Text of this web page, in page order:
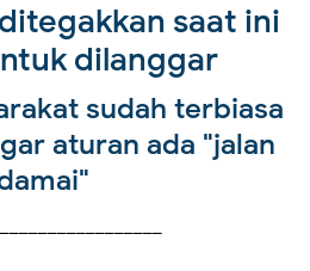
saat ini
dilanggar
sudah terbiasa
aturan ada "jalan